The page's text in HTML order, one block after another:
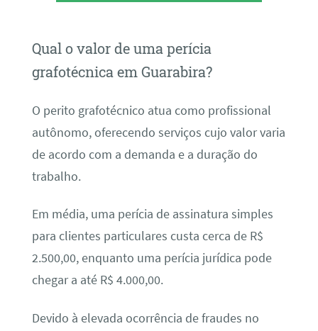
Qual o valor de uma perícia
grafotécnica em Guarabira?
O perito grafotécnico atua como profissional
autônomo, oferecendo serviços cujo valor varia
de acordo com a demanda e a duração do
trabalho.
Em média, uma perícia de assinatura simples
para clientes particulares custa cerca de R$
2.500,00, enquanto uma perícia jurídica pode
chegar a até R$ 4.000,00.
Devido à elevada ocorrência de fraudes no